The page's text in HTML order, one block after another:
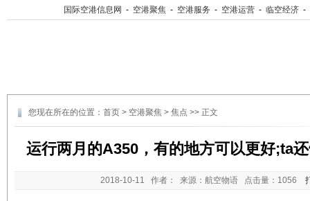
国际空港信息网 - 空港聚焦 - 空港服务 - 空港运营 - 临空经济 -
您现在所在的位置： 首页 > 空港聚焦 > 焦点 >> 正文
运行两月的A350，有的地方可以更好;ta
2018-10-11 作者： 来源：航空物语 点击量： 1056